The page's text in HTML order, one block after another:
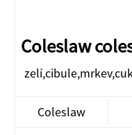
Coleslaw
Coleslaw